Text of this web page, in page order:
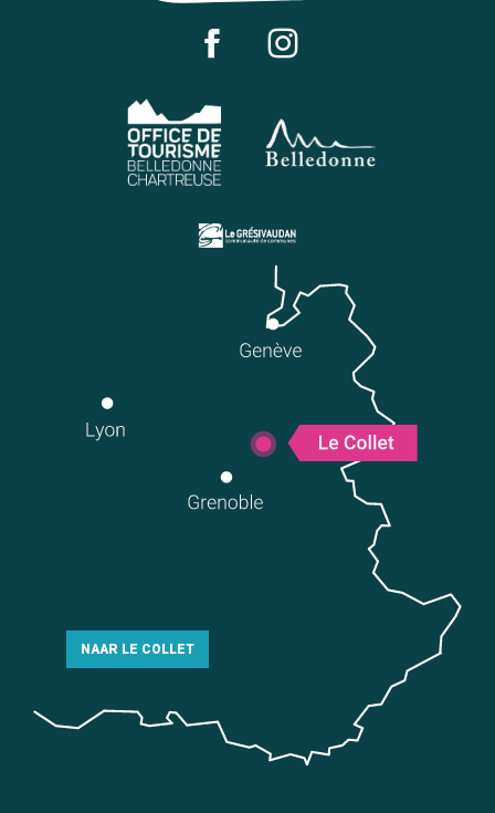
NAAR LE COLLET